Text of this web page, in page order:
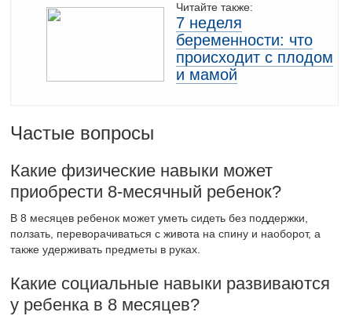
Читайте также:
7 неделя
беременности: что
происходит с плодом
и мамой
Частые вопросы
Какие физические навыки может
приобрести 8-месячный ребенок?
В 8 месяцев ребенок может уметь сидеть без поддержки,
ползать, переворачиваться с живота на спину и наоборот, а
также удерживать предметы в руках.
Какие социальные навыки развиваются
у ребенка в 8 месяцев?